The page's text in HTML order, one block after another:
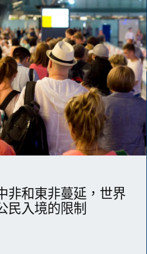
非和東非蔓延，世界
民入境的限制